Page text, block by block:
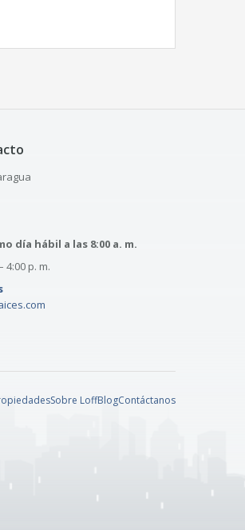
día hábil a las 8:00 a. m.
4:00 p. m.
Sobre LoffBlogContáctanos